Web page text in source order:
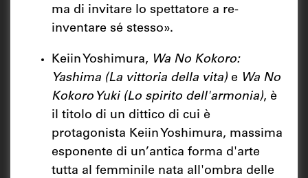
ma di invitare lo spettatore a re-
inventare sé stesso».
Keiin Yoshimura, Wa No Kokoro:
Yashima (La vittoria della vita) e Wa No
Kokoro Yuki (Lo spirito dell'armonia), è
il titolo di un dittico di cui è
protagonista Keiin Yoshimura, massima
esponente di un’antica forma d'arte
tutta al femminile nata all'ombra delle